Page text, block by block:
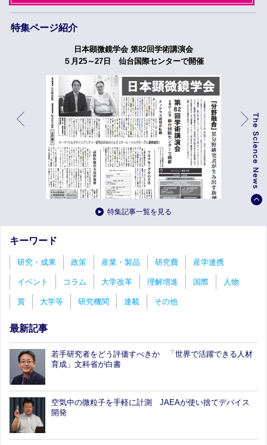
特集ページ紹介
日本顕微鏡学会 第82回学術講演会
５月25～27日 仙台国際センターで開催
特集記事一覧を見る
キーワード
研究・成果 政策 産業・製品 研究費 産学連携
イベント コラム 大学改革 理解増進 国際 人物
賞 大学等 研究機関 連載 その他
最新記事
若手研究者をどう評価すべきか 「世界で活躍できる人材
育成」文科省が白書
空気中の微粒子を手軽に計測 JAEAが使い捨てデバイス
開発